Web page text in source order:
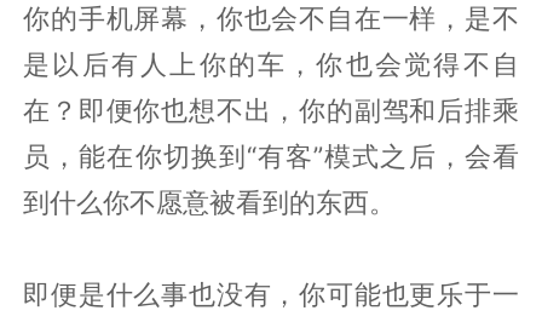
你的手机屏幕，你也会不自在一样，是不
是以后有人上你的车，你也会觉得不自
在？即便你也想不出，你的副驾和后排乘
员，能在你切换到“有客”模式之后，会看
到什么你不愿意被看到的东西。
即便是什么事也没有，你可能也更乐于一